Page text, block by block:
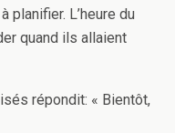
planifier. L’heure du
quand ils allaient
répondit: « Bientôt,